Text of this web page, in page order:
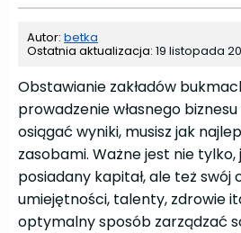
Autor: betka
Ostatnia aktualizacja: 19 listopada
Obstawianie zakładów
prowadzenie własnego
osiągać wyniki, musisz jak
zasobami. Ważne jest nie
posiadany kapitał, ale też swój
umiejętności, talenty, zdrowie
optymalny sposób zarządzać